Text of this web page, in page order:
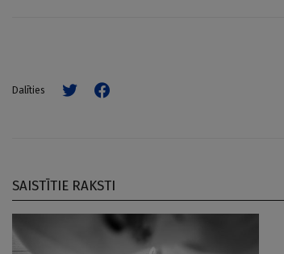
Dalīties
SAISTĪTIE RAKSTI